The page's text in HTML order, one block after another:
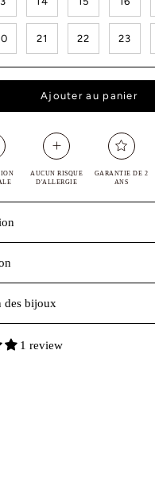
21 22 23
Ajouter au panier
AUCUN RISQUE
D'ALLERGIE
GARANTIE DE 2
ANS
des bijoux
1 review